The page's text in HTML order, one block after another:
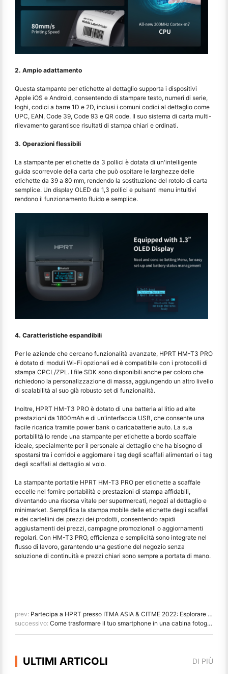
2. Ampio adattamento
Questa stampante per etichette al dettaglio supporta i dispositivi
Apple iOS e Android, consentendo di stampare testo, numeri di serie,
loghi, codici a barre 1D e 2D, inclusi i comuni codici al dettaglio come
UPC, EAN, Code 39, Code 93 e QR code. Il suo sistema di carta multi-
rilevamento garantisce risultati di stampa chiari e ordinati.
3. Operazioni flessibili
La stampante per etichette da 3 pollici è dotata di un'intelligente
guida scorrevole della carta che può ospitare le larghezze delle
etichette da 39 a 80 mm, rendendo la sostituzione del rotolo di carta
semplice. Un display OLED da 1,3 pollici e pulsanti menu intuitivi
rendono il funzionamento fluido e semplice.
4. Caratteristiche espandibili
Per le aziende che cercano funzionalità avanzate, HPRT HM-T3 PRO
è dotato di moduli Wi-Fi opzionali ed è compatibile con i protocolli di
stampa CPCL/ZPL. I file SDK sono disponibili anche per coloro che
richiedono la personalizzazione di massa, aggiungendo un altro livello
di scalabilità al suo già robusto set di funzionalità.
Inoltre, HPRT HM-T3 PRO è dotato di una batteria al litio ad alte
prestazioni da 1800mAh e di un'interfaccia USB, che consente una
facile ricarica tramite power bank o caricabatterie auto. La sua
portabilità lo rende una stampante per etichette a bordo scaffale
ideale, specialmente per il personale al dettaglio che ha bisogno di
spostarsi tra i corridoi e aggiornare i tag degli scaffali alimentari o i tag
degli scaffali al dettaglio al volo.
La stampante portatile HPRT HM-T3 PRO per etichette a scaffale
eccelle nel fornire portabilità e prestazioni di stampa affidabili,
diventando una risorsa vitale per supermercati, negozi al dettaglio e
minimarket. Semplifica la stampa mobile delle etichette degli scaffali
e dei cartellini dei prezzi dei prodotti, consentendo rapidi
aggiustamenti dei prezzi, campagne promozionali o aggiornamenti
regolari. Con HM-T3 PRO, efficienza e semplicità sono integrate nel
flusso di lavoro, garantendo una gestione del negozio senza
soluzione di continuità e prezzi chiari sono sempre a portata di mano.
prev: Partecipa a HPRT presso ITMA ASIA & CITME 2022: Esplorare il futuro della stampa digitale tessile
successivo: Come trasformare il tuo smartphone in una cabina fotografica con le ultime stampanti Smart Phone
ULTIMI ARTICOLI DI PIÙ